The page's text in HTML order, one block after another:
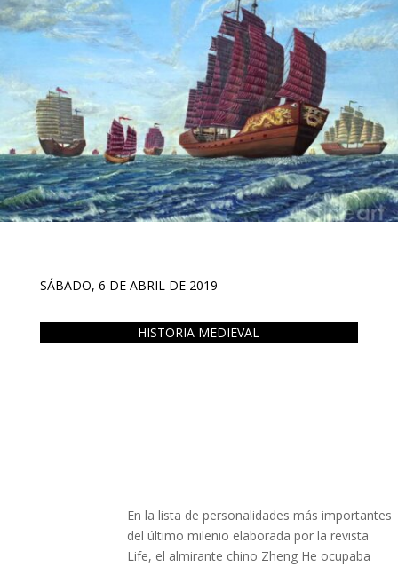
SÁBADO, 6 DE ABRIL DE 2019
HISTORIA MEDIEVAL
En la lista de personalidades más importantes
del último milenio elaborada por la revista
Life, el almirante chino Zheng He ocupaba